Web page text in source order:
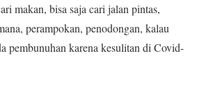
makan, bisa saja cari jalan pintas,
perampokan, penodongan, kalau
pembunuhan karena kesulitan di Covid-